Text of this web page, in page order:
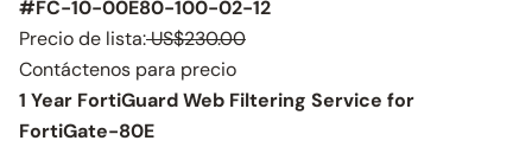
#FC-10-00E80-100-02-12
Precio de lista:US$230.00
Contáctenos para precio
1 Year FortiGuard Web Filtering Service for
FortiGate-80E